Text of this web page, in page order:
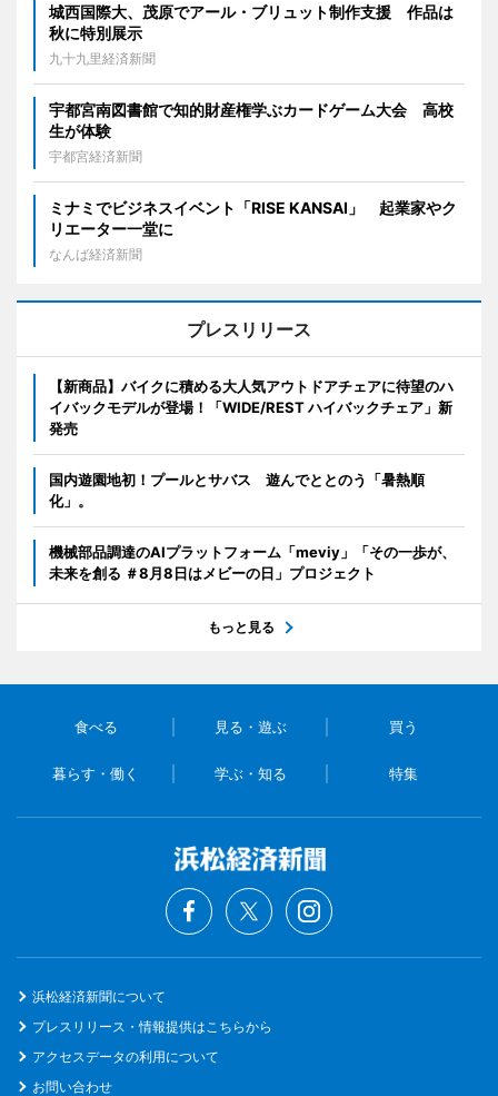
城西国際大、茂原でアール・ブリュット制作支援 作品は
秋に特別展示
九十九里経済新聞
宇都宮南図書館で知的財産権学ぶカードゲーム大会 高校
生が体験
宇都宮経済新聞
ミナミでビジネスイベント「RISE KANSAI」 起業家やク
リエーター一堂に
なんば経済新聞
プレスリリース
【新商品】バイクに積める大人気アウトドアチェアに待望のハ
イバックモデルが登場！「WIDE/REST ハイバックチェア」新
発売
国内遊園地初！プールとサバス 遊んでととのう「暑熱順
化」。
機械部品調達のAIプラットフォーム「meviy」「その一歩が、
未来を創る ＃8月8日はメビーの日」プロジェクト
もっと見る
食べる 見る・遊ぶ 買う
暮らす・働く 学ぶ・知る 特集
浜松経済新聞について
プレスリリース・情報提供はこちらから
アクセスデータの利用について
お問い合わせ